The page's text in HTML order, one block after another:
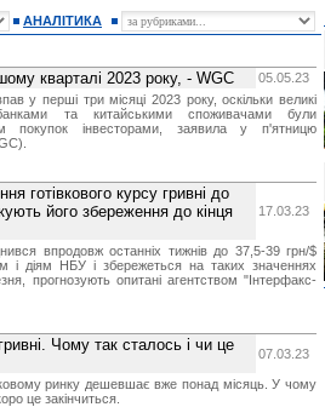
АНАЛІТИКА
кварталі 2023 року, - WGC
05.05.23
у перші три місяці 2023 року, оскільки великі
та китайськими споживачами були
покупок інвесторами, заявила у п'ятницю
готівкового курсу гривні до
його збереження до кінця
17.03.23
впродовж останніх тижнів до 37,5-39 грн/$
і діям НБУ і збережеться на таких значеннях
прогнозують опитані агентством "Інтерфакс-
Чому так сталось і чи це
07.03.23
ринку дешевшає вже понад місяць. У чому
це закінчиться.